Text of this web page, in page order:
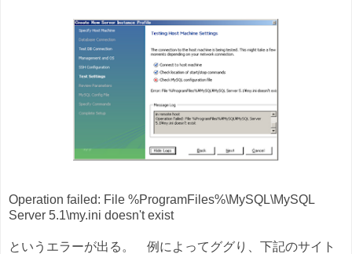
Operation failed: File %ProgramFiles%\MySQL\MySQL
Server 5.1\my.ini doesn't exist
というエラーが出る。 例によってググり、下記のサイト